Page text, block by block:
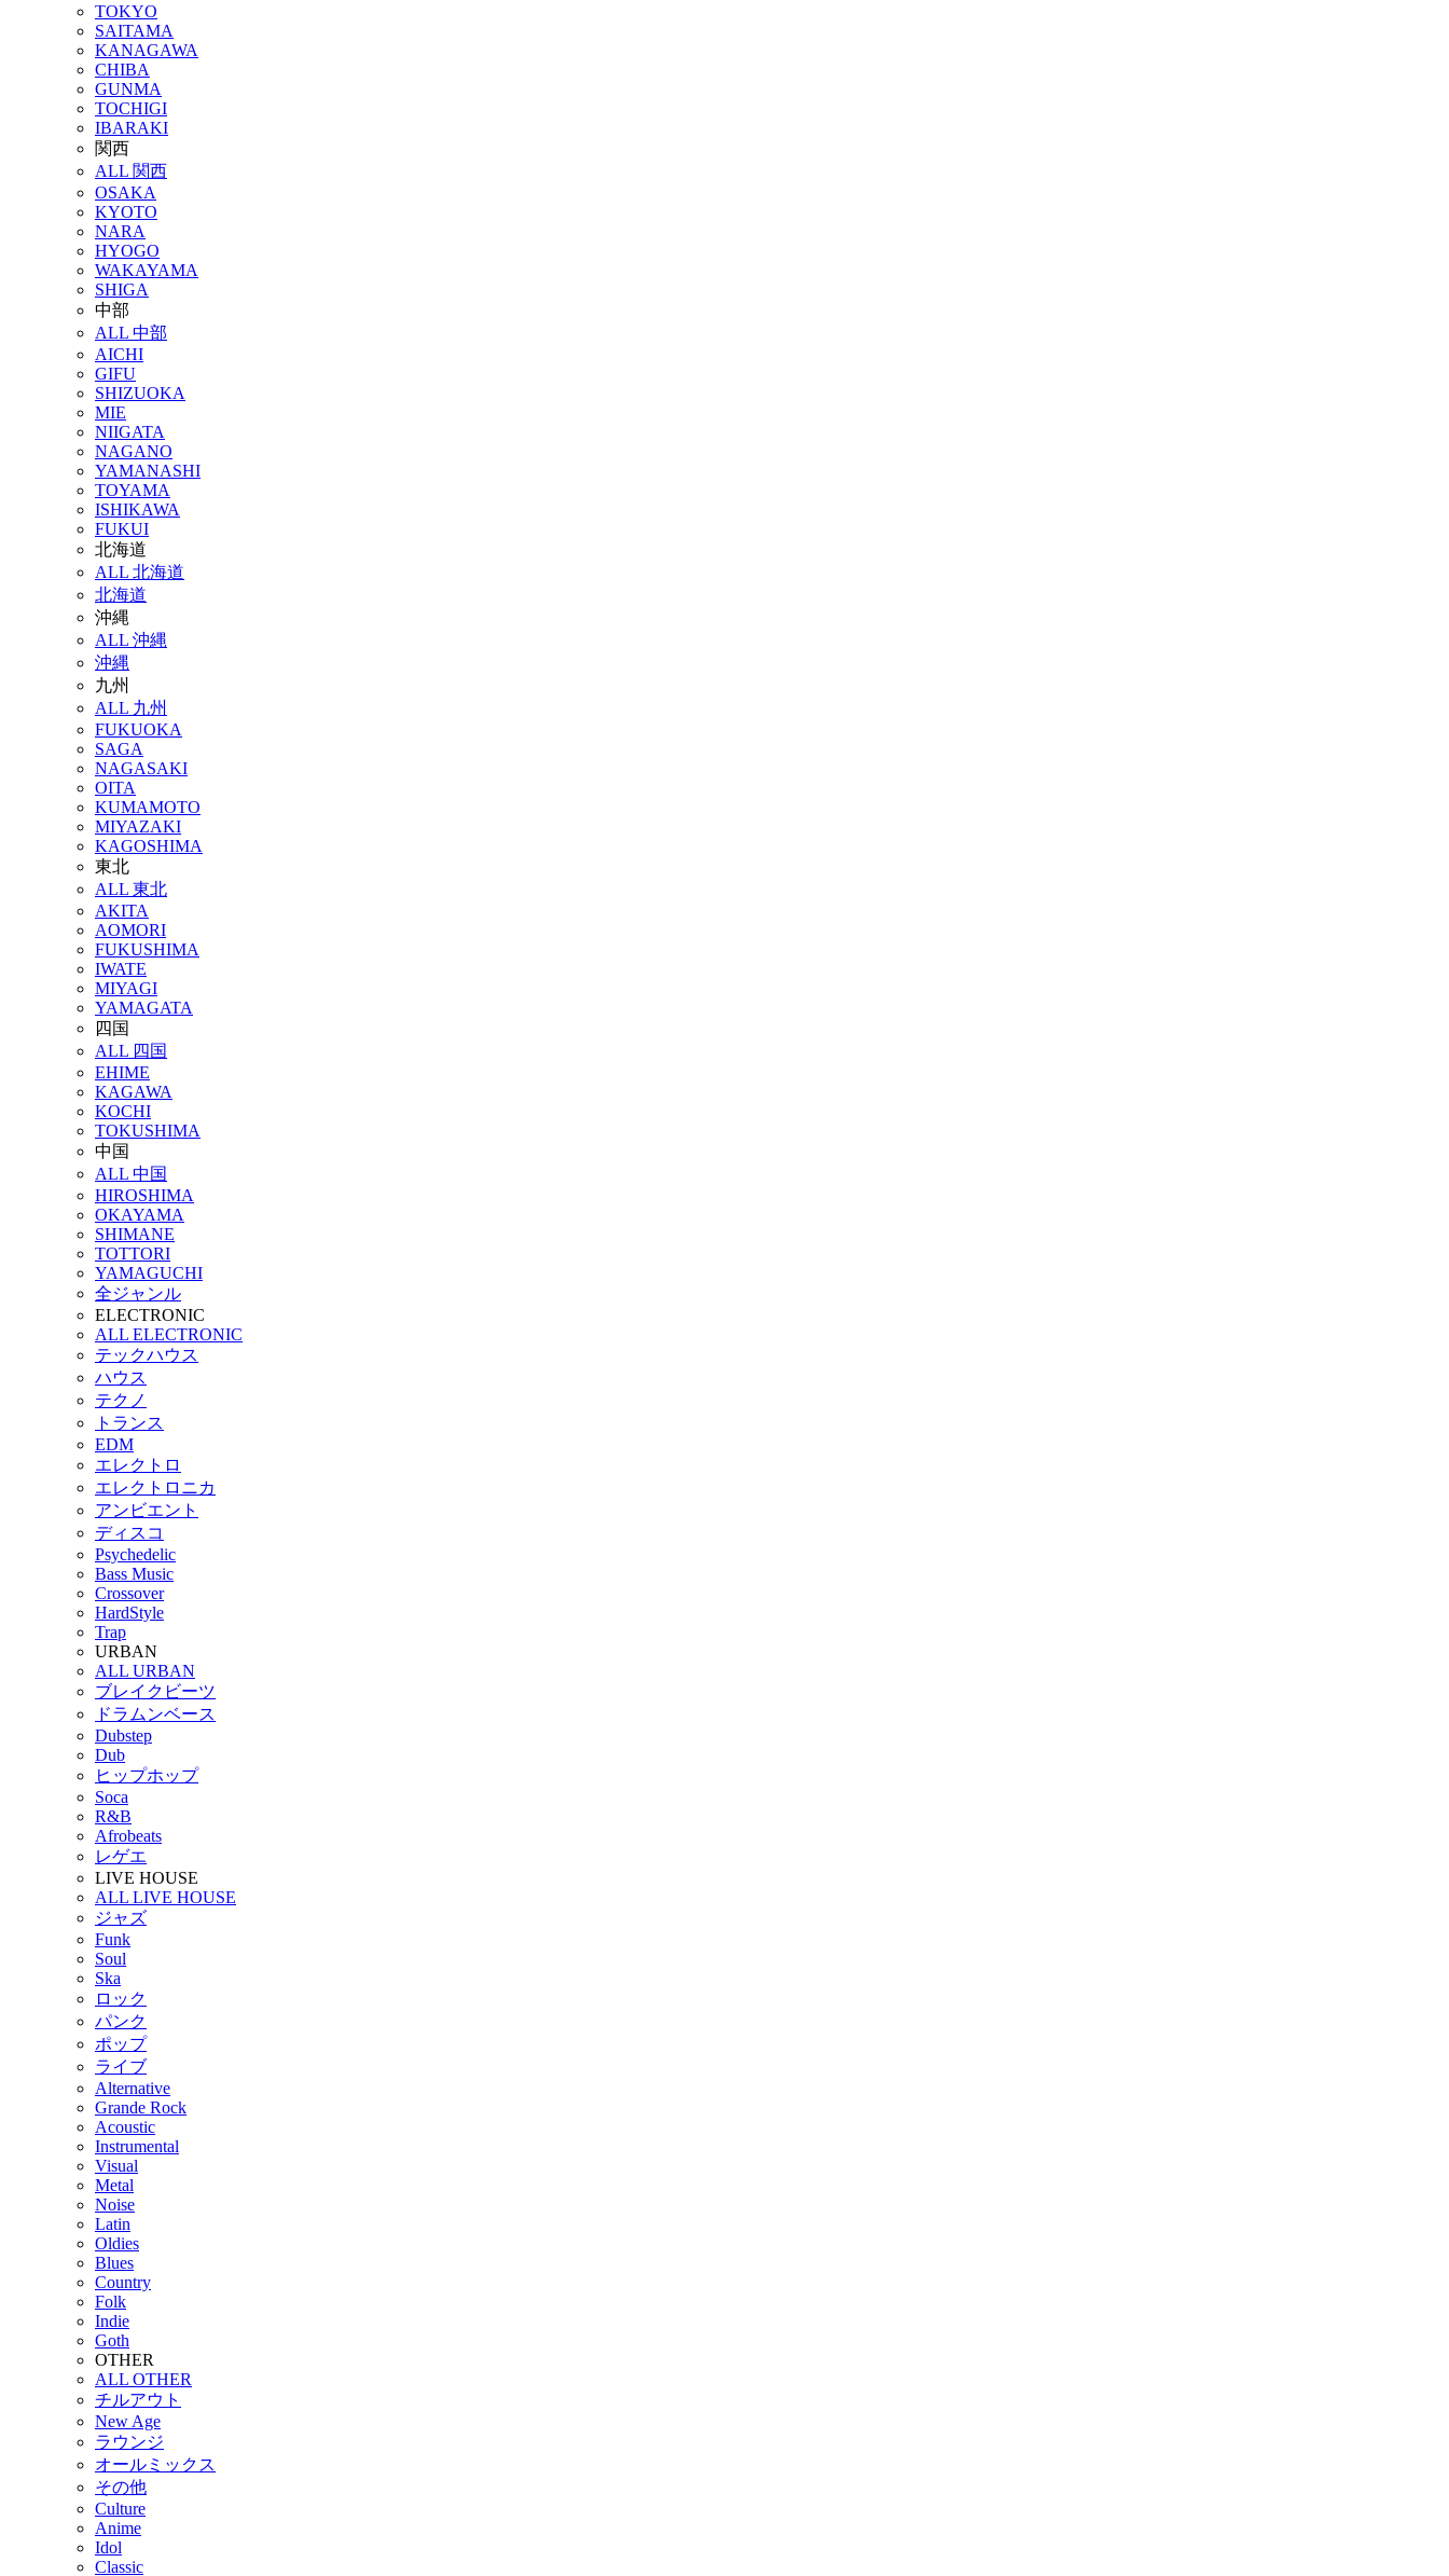
TOKYO
SAITAMA
KANAGAWA
CHIBA
GUNMA
TOCHIGI
IBARAKI
関西
ALL 関西
OSAKA
KYOTO
NARA
HYOGO
WAKAYAMA
SHIGA
中部
ALL 中部
AICHI
GIFU
SHIZUOKA
MIE
NIIGATA
NAGANO
YAMANASHI
TOYAMA
ISHIKAWA
FUKUI
北海道
ALL 北海道
北海道
沖縄
ALL 沖縄
沖縄
九州
ALL 九州
FUKUOKA
SAGA
NAGASAKI
OITA
KUMAMOTO
MIYAZAKI
KAGOSHIMA
東北
ALL 東北
AKITA
AOMORI
FUKUSHIMA
IWATE
MIYAGI
YAMAGATA
四国
ALL 四国
EHIME
KAGAWA
KOCHI
TOKUSHIMA
中国
ALL 中国
HIROSHIMA
OKAYAMA
SHIMANE
TOTTORI
YAMAGUCHI
全ジャンル
ELECTRONIC
ALL ELECTRONIC
テックハウス
ハウス
テクノ
トランス
EDM
エレクトロ
エレクトロニカ
アンビエント
ディスコ
Psychedelic
Bass Music
Crossover
HardStyle
Trap
URBAN
ALL URBAN
ブレイクビーツ
ドラムンベース
Dubstep
Dub
ヒップホップ
Soca
R&B
Afrobeats
レゲエ
LIVE HOUSE
ALL LIVE HOUSE
ジャズ
Funk
Soul
Ska
ロック
パンク
ポップ
ライブ
Alternative
Grande Rock
Acoustic
Instrumental
Visual
Metal
Noise
Latin
Oldies
Blues
Country
Folk
Indie
Goth
OTHER
ALL OTHER
チルアウト
New Age
ラウンジ
オールミックス
その他
Culture
Anime
Idol
Classic